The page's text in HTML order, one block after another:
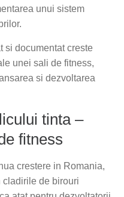
unui sistem
si documentat creste
unei sali de fitness,
si dezvoltarea
tinta –
fitness
crestere in Romania,
cladirile de birouri